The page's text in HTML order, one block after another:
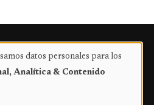
datos personales para los
Analítica & Contenido